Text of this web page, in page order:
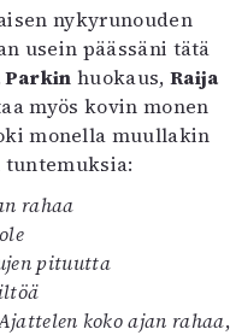
nykyrunouden
usein päässäni tätä
Parkin huokaus, Raija
myös kovin monen
monella muullakin
rahaa
pituutta
koko ajan rahaa,